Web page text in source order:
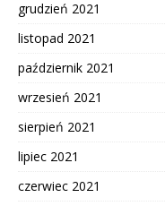
grudzień 2021
listopad 2021
październik 2021
wrzesień 2021
sierpień 2021
lipiec 2021
czerwiec 2021